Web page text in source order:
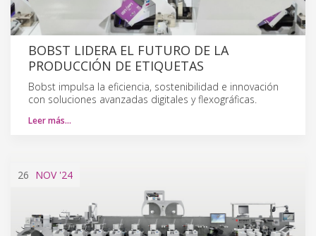
BOBST LIDERA EL FUTURO DE LA
PRODUCCIÓN DE ETIQUETAS
Bobst impulsa la eficiencia, sostenibilidad e innovación
con soluciones avanzadas digitales y flexográficas.
Leer más…
26 NOV'24